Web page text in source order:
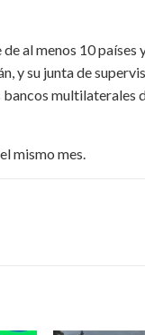
al menos 10 países
y su junta de
multilaterales
mismo mes.